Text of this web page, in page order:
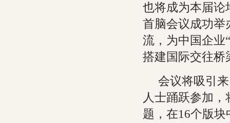
也将成为本届论
首脑会议成功举
流，为中国企业
搭建国际交往桥
会议将吸引
人士踊跃参加
题，在16个版